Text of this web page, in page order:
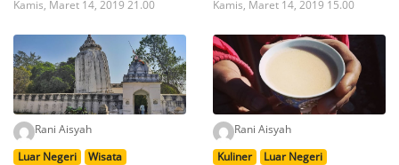
Kamis, Maret 14, 2019 21.00 Kamis, Maret 14, 2019 15.00
Rani Aisyah
Luar Negeri
Wisata
Rani Aisyah
Kuliner
Luar Negeri